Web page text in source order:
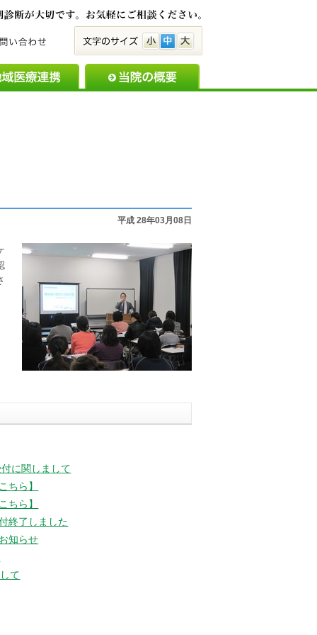
小 中
のご案内 地域医療連携
平成 28年03月08日
に関しまして
ちら】
ちら】
終了しました
知らせ
て